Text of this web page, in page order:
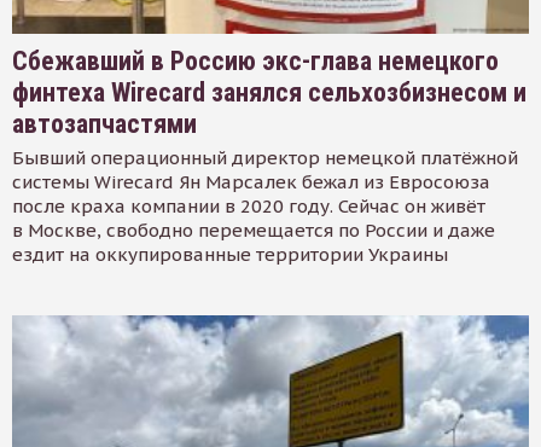
Сбежавший в Россию экс-глава немецкого
финтеха Wirecard занялся сельхозбизнесом и
автозапчастями
Бывший операционный директор немецкой платёжной
системы Wirecard Ян Марсалек бежал из Евросоюза
после краха компании в 2020 году. Сейчас он живёт
в Москве, свободно перемещается по России и даже
ездит на оккупированные территории Украины